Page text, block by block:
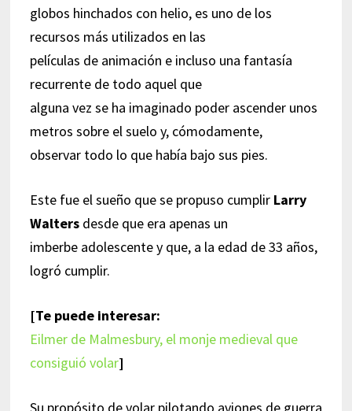
globos hinchados con helio, es uno de los
recursos más utilizados en las
películas de animación e incluso una fantasía
recurrente de todo aquel que
alguna vez se ha imaginado poder ascender unos
metros sobre el suelo y, cómodamente,
observar todo lo que había bajo sus pies.
Este fue el sueño que se propuso cumplir Larry
Waltersdesde que era apenas un
imberbe adolescente y que, a la edad de 33 años,
logró cumplir.
[Te puede interesar:
Eilmer de Malmesbury, el monje medieval que
consiguió volar]